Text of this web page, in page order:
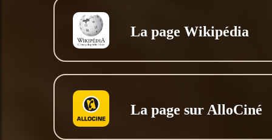
La page Wikipédia
La page sur AlloCiné